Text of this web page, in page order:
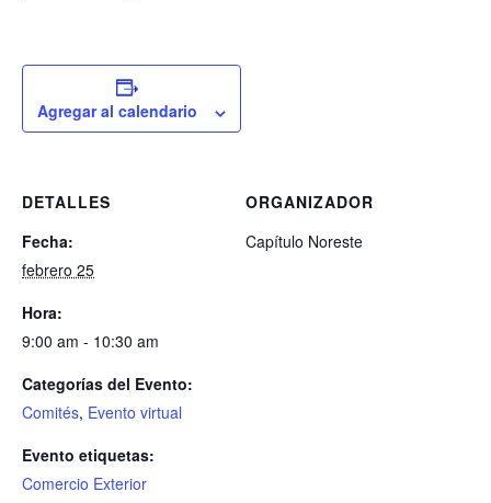
Agregar al calendario
DETALLES
Fecha:
febrero 25
Hora:
9:00 am - 10:30 am
Categorías del Evento:
Comités, Evento virtual
Evento etiquetas:
Comercio Exterior
ORGANIZADOR
Capítulo Noreste